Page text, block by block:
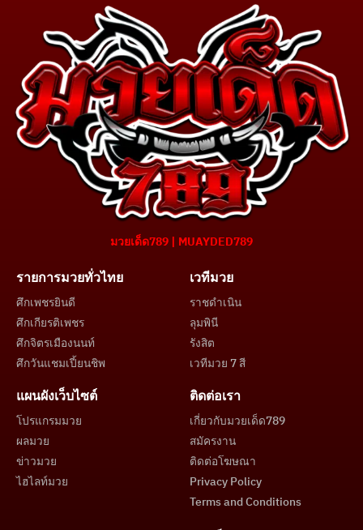
มวยเด็ด789 | MUAYDED789
รายการมวยทั่วไทย
ศึกเพชรยินดี
ศึกเกียรติเพชร
ศึกจิตรเมืองนนท์
ศึกวันแชมเปี้ยนชิพ
เวทีมวย
ราชดำเนิน
ลุมพินี
รังสิต
เวทีมวย 7 สี
แผนผังเว็บไซต์
โปรแกรมมวย
ผลมวย
ข่าวมวย
ไฮไลท์มวย
ติดต่อเรา
เกี่ยวกับมวยเด็ด789
สมัครงาน
ติดต่อโฆษณา
Privacy Policy
Terms and Conditions